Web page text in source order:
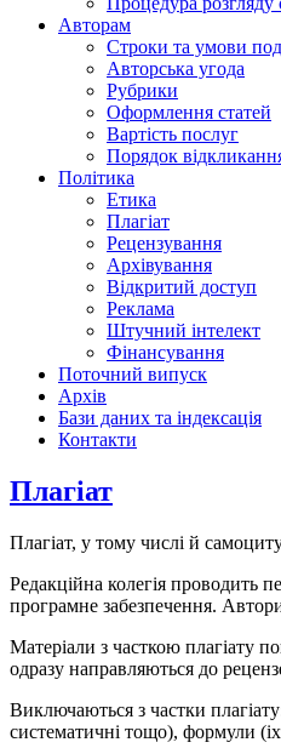
Авторам
Строки та умови
Авторська угода
Рубрики
Оформлення статей
Вартість послуг
Порядок
Політика
Етика
Плагіат
Рецензування
Архівування
Відкритий доступ
Реклама
Штучний інтелект
Фінансування
Поточний випуск
Архів
Бази даних та індексація
Контакти
Плагіат
Плагіат, у тому числі й
Редакційна колегія проводить
програмне забезпечення.
Матеріали з часткою плагіату
одразу направляються до
Виключаються з частки
систематичні тощо), формули